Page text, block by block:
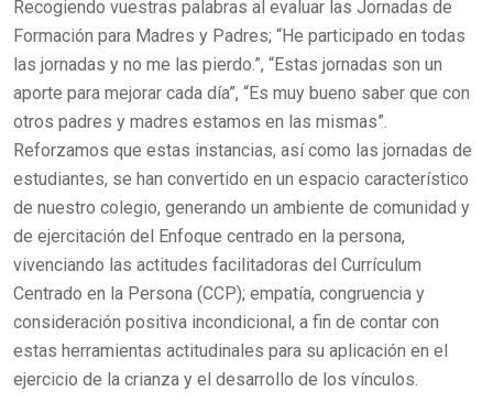
Recogiendo vuestras palabras al evaluar las Jornadas de
Formación para Madres y Padres; “He participado en todas
las jornadas y no me las pierdo.”, “Estas jornadas son un
aporte para mejorar cada día”, “Es muy bueno saber que con
otros padres y madres estamos en las mismas”.
Reforzamos que estas instancias, así como las jornadas de
estudiantes, se han convertido en un espacio característico
de nuestro colegio, generando un ambiente de comunidad y
de ejercitación del Enfoque centrado en la persona,
vivenciando las actitudes facilitadoras del Currículum
Centrado en la Persona (CCP); empatía, congruencia y
consideración positiva incondicional, a fin de contar con
estas herramientas actitudinales para su aplicación en el
ejercicio de la crianza y el desarrollo de los vínculos.